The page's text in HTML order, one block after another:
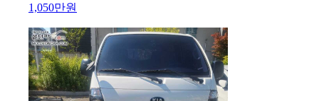
1,050만원